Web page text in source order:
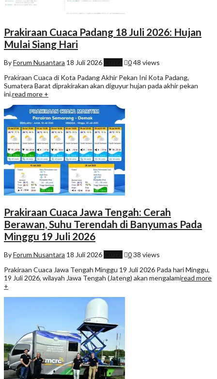
Prakiraan Cuaca Padang 18 Juli 2026: Hujan
Mulai Siang Hari
ByForum Nusantara 18 Juli 2026 048 views
Prakiraan Cuaca di Kota Padang Akhir Pekan Ini Kota Padang,
Sumatera Barat diprakirakan akan diguyur hujan pada akhir pekan
ini.read more +
Prakiraan Cuaca Jawa Tengah: Cerah
Berawan, Suhu Terendah di Banyumas Pada
Minggu 19 Juli 2026
ByForum Nusantara 18 Juli 2026 038 views
Prakiraan Cuaca Jawa Tengah Minggu 19 Juli 2026 Pada hari Minggu,
19 Juli 2026, wilayah Jawa Tengah (Jateng) akan mengalamiread more
+